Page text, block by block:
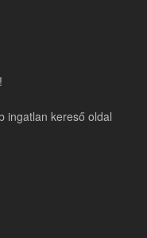
ingatlan kereső oldal